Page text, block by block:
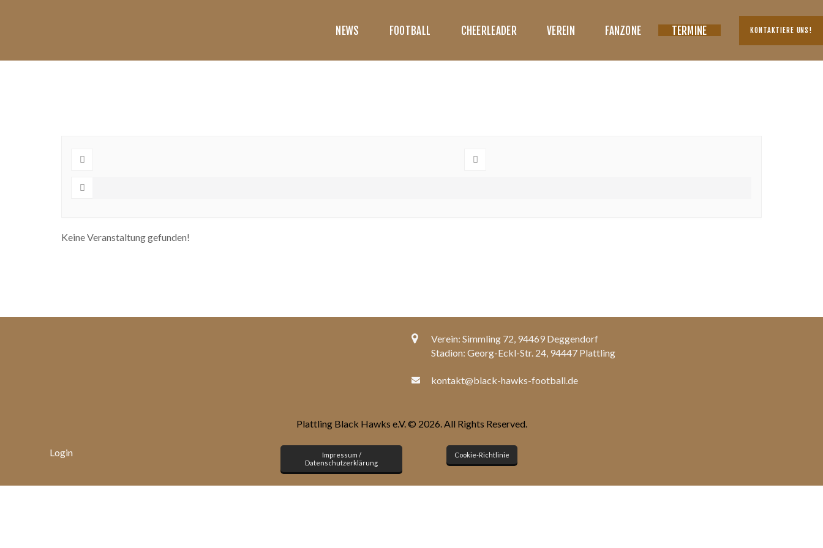
NEWS FOOTBALL CHEERLEADER VEREIN FANZONE TERMINE KONTAKTIERE UNS!
Keine Veranstaltung gefunden!
Verein: Simmling 72, 94469 Deggendorf
Stadion: Georg-Eckl-Str. 24, 94447 Plattling
kontakt@black-hawks-football.de
Plattling Black Hawks e.V. © 2026. All Rights Reserved.
Login
Impressum /
Datenschutzerklärung
Cookie-Richtlinie